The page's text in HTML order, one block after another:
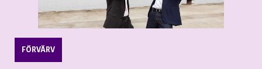
FÖRVÄRV